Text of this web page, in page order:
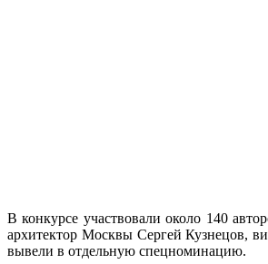
В конкурсе участвовали около 140
архитектор Москвы Сергей Кузнецов,
вывели в отдельную спецноминацию.